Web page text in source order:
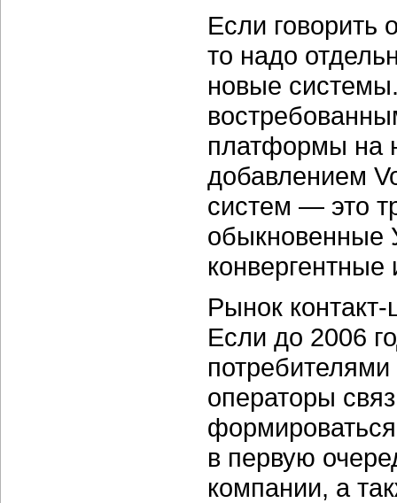
Если говорить
то надо
новые
платформы на
добавлением
систем — это
обыкновенные
Рынок
Если до 2006
операторы
в первую
компании, а